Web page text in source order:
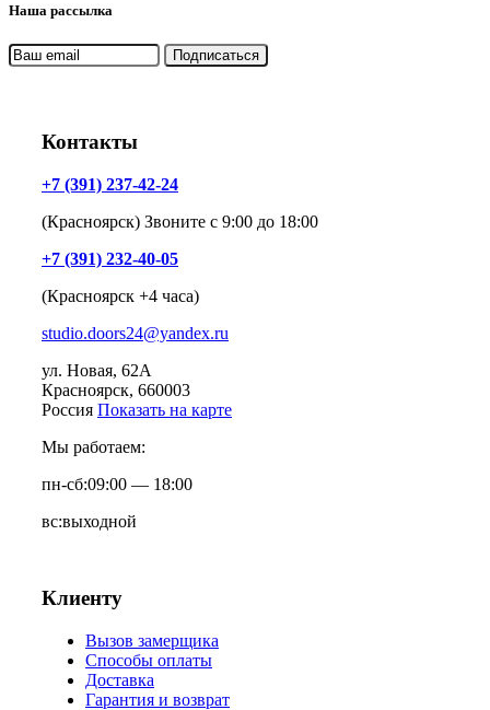
Наша рассылка
Контакты
+7 (391) 237-42-24
(Красноярск) Звоните с 9:00 до 18:00
+7 (391) 232-40-05
(Красноярск +4 часа)
studio.doors24@yandex.ru
ул. Новая, 62А
Красноярск, 660003
Россия Показать на карте
Мы работаем:
пн-сб:09:00 — 18:00
вс:выходной
Клиенту
Вызов замерщика
Способы оплаты
Доставка
Гарантия и возврат